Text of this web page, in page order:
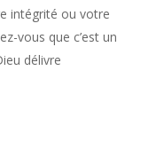
intégrité ou votre
vous que c’est un
délivre